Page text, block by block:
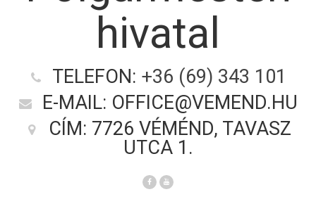
hivatal
TELEFON: +36 (69) 343 101
E-MAIL: OFFICE@VEMEND.HU
CÍM: 7726 VÉMÉND, TAVASZ
UTCA 1.